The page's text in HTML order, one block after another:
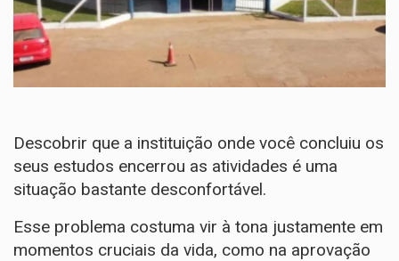
Descobrir que a instituição onde você concluiu os
seus estudos encerrou as atividades é uma
situação bastante desconfortável.
Esse problema costuma vir à tona justamente em
momentos cruciais da vida, como na aprovação